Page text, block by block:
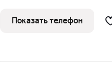
востоке столицы, в
сада. С
Показать телефон